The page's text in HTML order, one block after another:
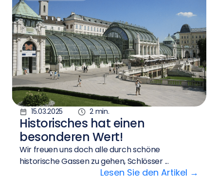
15.03.2025 2 min.
Historisches hat einen
besonderen Wert!
Wir freuen uns doch alle durch schöne
historische Gassen zu gehen, Schlösser ...
Lesen Sie den Artikel →